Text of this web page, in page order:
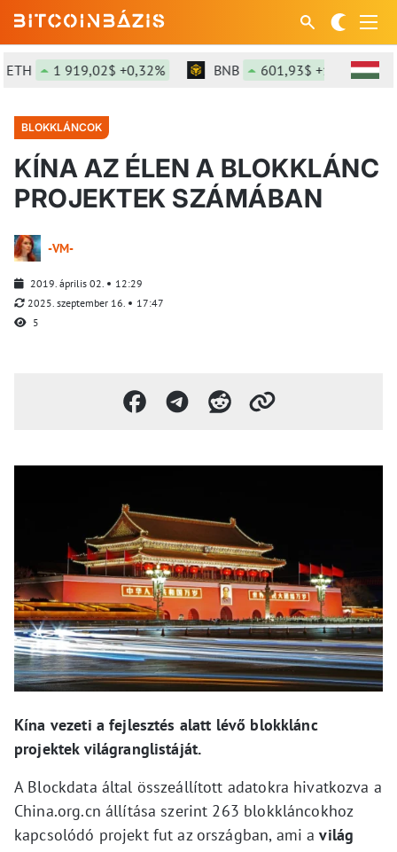
1 919,02$ +0,32% BNB 601,93$ +1,65%
BLOKKLÁNCOK
KÍNA AZ ÉLEN A BLOKKLÁNC
PROJEKTEK SZÁMÁBAN
-VM-
2019. április 02.
12:29
2025. szeptember 16.
17:47
5
Kína vezeti a fejlesztés alatt lévő blokklánc
projektek világranglistáját.
A Blockdata által összeállított adatokra hivatkozva a
China.org.cn állítása szerint 263 blokkláncokhoz
kapcsolódó projekt fut az országban, ami a világ